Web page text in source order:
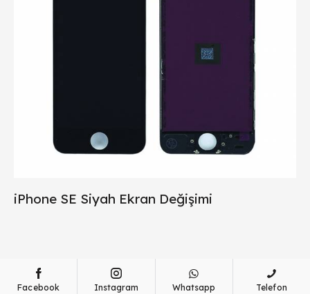
iPhone SE Siyah Ekran Değişimi
Facebook Instagram Whatsapp Telefon